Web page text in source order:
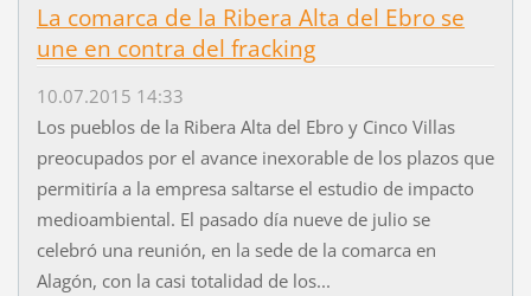
La comarca de la Ribera Alta del Ebro se
une en contra del fracking
10.07.2015 14:33
Los pueblos de la Ribera Alta del Ebro y Cinco Villas
preocupados por el avance inexorable de los plazos que
permitiría a la empresa saltarse el estudio de impacto
medioambiental. El pasado día nueve de julio se
celebró una reunión, en la sede de la comarca en
Alagón, con la casi totalidad de los...